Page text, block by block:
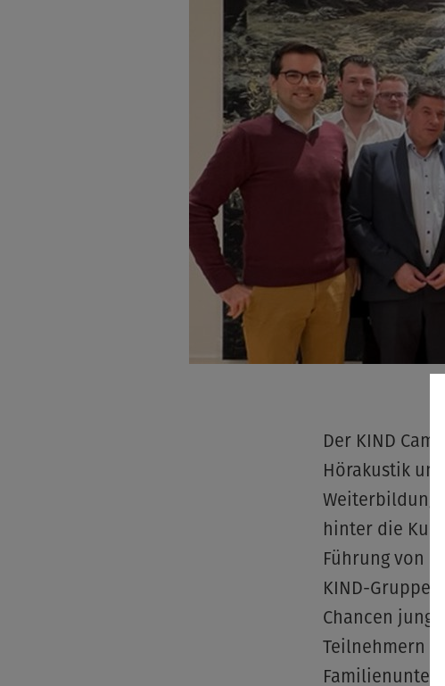
Der KIND
Hörakustik
hinter die
Führung von
KIND-
Chancen
Teilnehmern